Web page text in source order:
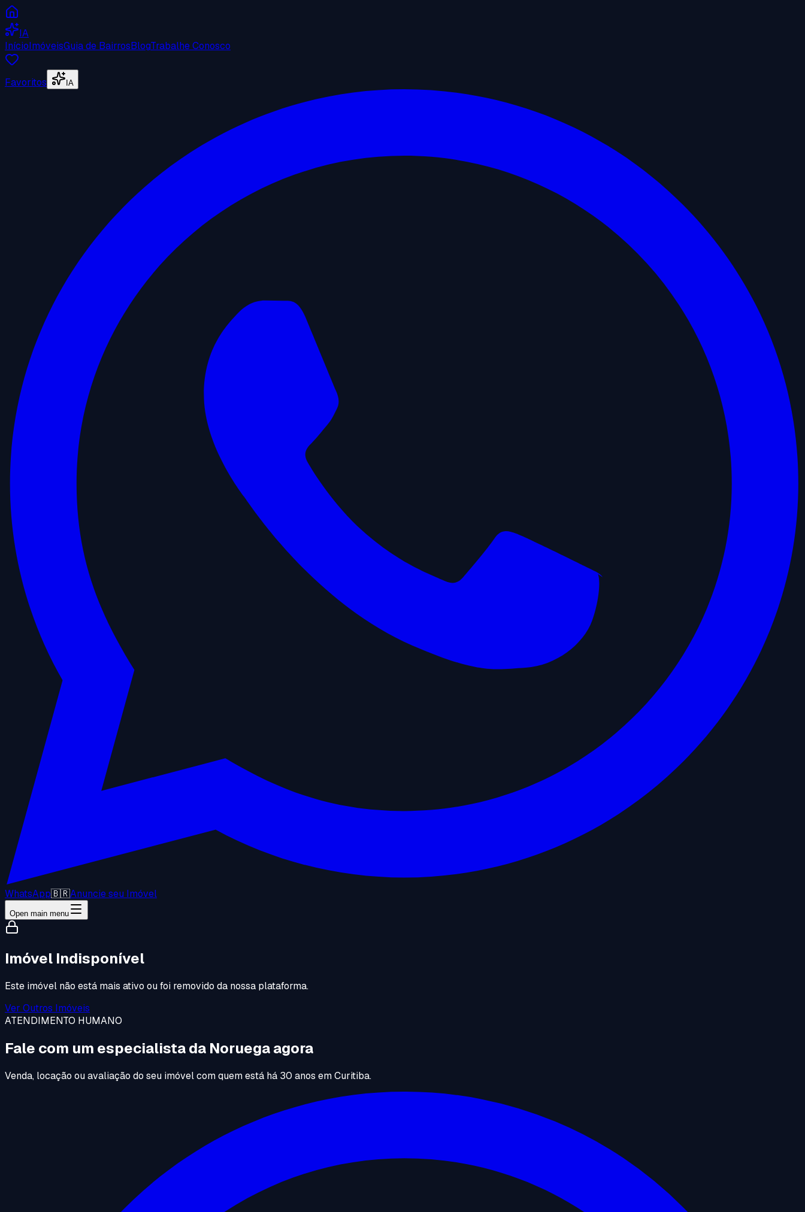
IA
InícioImóveisGuia de BairrosBlogTrabalhe Conosco
Favoritos IA
WhatsApp🇧🇷Anuncie seu Imóvel
Open main menu
Imóvel Indisponível
Este imóvel não está mais ativo ou foi removido da nossa plataforma.
Ver Outros Imóveis
ATENDIMENTO HUMANO
Fale com um especialista da Noruega agora
Venda, locação ou avaliação do seu imóvel com quem está há 30 anos em Curitiba.